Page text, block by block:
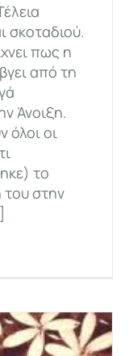
σκοταδιού.
πως η
από τη
Άνοιξη.
όλοι οι
το
στην